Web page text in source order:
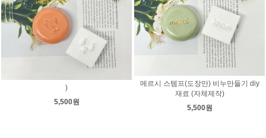
)
5,500원
메르시 스템프(도장만) 비누만들기 diy
재료 (자체제작)
5,500원